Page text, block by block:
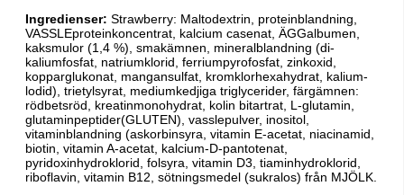
Ingredienser: Strawberry: Maltodextrin, proteinblandning,
VASSLEproteinkoncentrat, kalcium casenat, ÄGGalbumen,
kaksmulor (1,4 %), smakämnen, mineralblandning (di-
kaliumfosfat, natriumklorid, ferriumpyrofosfat, zinkoxid,
kopparglukonat, mangansulfat, kromklorhexahydrat, kalium-
lodid), trietylsyrat, mediumkedjiga triglycerider, färgämnen:
rödbetsröd, kreatinmonohydrat, kolin bitartrat, L-glutamin,
glutaminpeptider(GLUTEN), vasslepulver, inositol,
vitaminblandning (askorbinsyra, vitamin E-acetat, niacinamid,
biotin, vitamin A-acetat, kalcium-D-pantotenat,
pyridoxinhydroklorid, folsyra, vitamin D3, tiaminhydroklorid,
riboflavin, vitamin B12, sötningsmedel (sukralos) från MJÖLK.